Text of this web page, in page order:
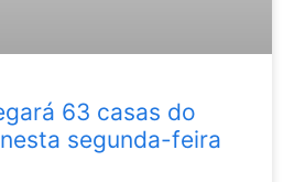
63 casas do
segunda-feira